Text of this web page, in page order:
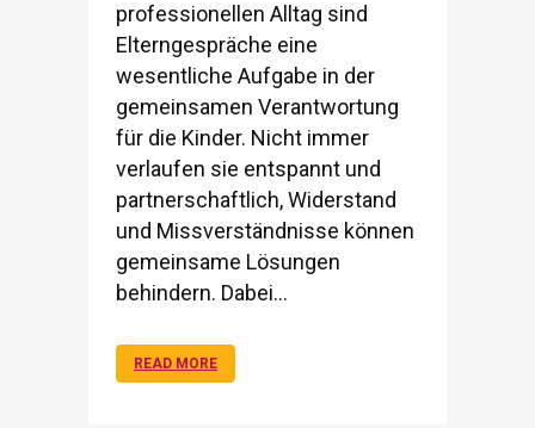
professionellen Alltag sind
Elterngespräche eine
wesentliche Aufgabe in der
gemeinsamen Verantwortung
für die Kinder. Nicht immer
verlaufen sie entspannt und
partnerschaftlich, Widerstand
und Missverständnisse können
gemeinsame Lösungen
behindern. Dabei...
READ MORE